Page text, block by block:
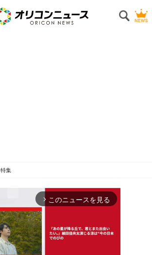
特集
arrow_forward_ios このニュースを見る